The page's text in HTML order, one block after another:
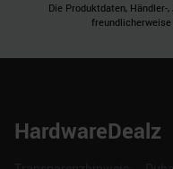
Die Produktdaten, Händler-
HardwareDealz